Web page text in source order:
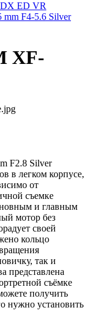
ED VR
mm F4-5.6 Silver
XF-
F2.8 Silver
в легком корпусе,
от
съемке
и главным
мотор без
своей
кольцо
так и
представлена
съёмке
получить
нужно установить